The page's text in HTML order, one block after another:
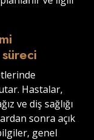
Hastalar,
ve diş sağlığı
sonra açık
genel